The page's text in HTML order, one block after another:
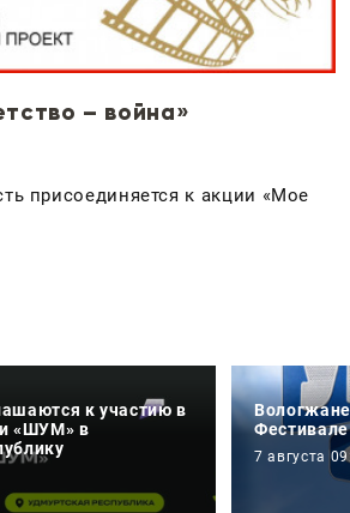
– война»
присоединяется к акции «Мое
к участию в
«ШУМ» в
7 августа